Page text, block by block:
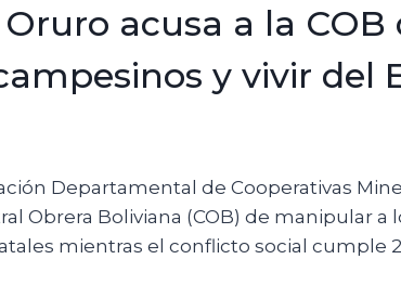
acusa a la COB
y vivir del
Departamental de Cooperativas
Obrera Boliviana (COB) de manipular a
mientras el conflicto social cumple